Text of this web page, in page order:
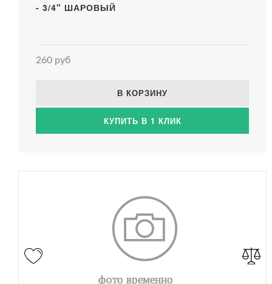
- 3/4" ШАРОВЫЙ
260 руб
В КОРЗИНУ
КУПИТЬ В 1 КЛИК